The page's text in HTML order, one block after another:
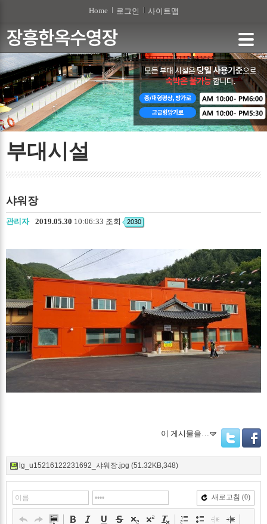
Home 로그인 사이트맵
부대시설
샤워장
관리자 2019.05.30 10:06:33 조회 2030
이 게시물을…
Twitter
lg_u15216122231692_샤워장.jpg (51.32KB,348)
새로고침 (0)